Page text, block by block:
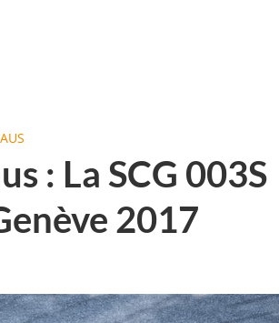
: La SCG 003S
2017